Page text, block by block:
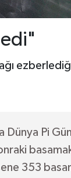
Pi
353